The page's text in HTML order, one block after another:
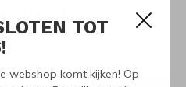
TOT
webshop komt kijken! Op
en promoties